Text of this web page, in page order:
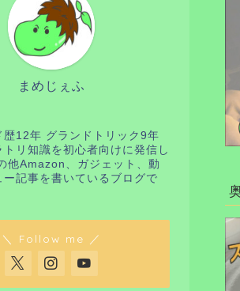
まめじぇふ
歴12年 グランドトリック9年
リ知識を初心者向けに発信し
他Amazon、ガジェット、動
ー記事を書いているブログで
＼ Follow me ／